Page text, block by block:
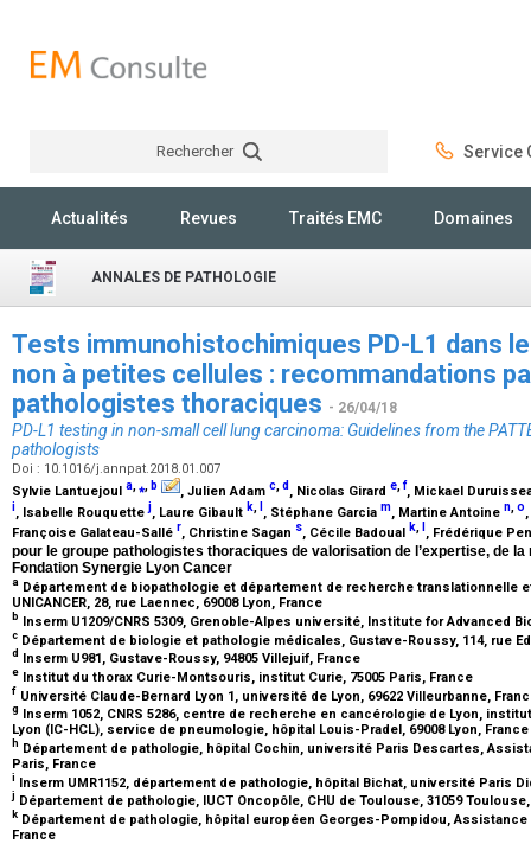
Rechercher Service
Actualités Revues Traités EMC Domaines
ANNALES DE PATHOLOGIE
Tests immunohistochimiques PD-L1 dans
non à petites cellules : recommandations
pathologistes thoraciques - 26/04/18
PD-L1 testing in non-small cell lung carcinoma: Guidelines from the
pathologists
Doi : 10.1016/j.annpat.2018.01.007
Sylvie Lantuejoul a,⁎, b , Julien Adam c,d , Nicolas Girard e,f, Mickael
i, Isabelle Rouquettej, Laure Gibault k , Stéphane Garcia m, Martine Antoine n o
Françoise Galateau-Sallé r, Christine Sagan s, Cécile Badoual k, , Frédérique
pour le groupe pathologistes thoraciques de valorisation de l’expertise, de la
Fondation Synergie Lyon Cancer
a Département de biopathologie et département de recherche translationnelle
UNICANCER, 28, rue Laennec, 69008 Lyon, France
b Inserm U1209/CNRS 5309, Grenoble-Alpes université, Institute for Advanced
c Département de biologie et pathologie médicales, Gustave-Roussy, 114, rue
d Inserm U981, Gustave-Roussy, 94805 Villejuif, France
e Institut du thorax Curie-Montsouris, institut Curie, 75005 Paris, France
f Université Claude-Bernard Lyon 1, université de Lyon, 69622 Villeurbanne,
g Inserm 1052, CNRS 5286, centre de recherche en cancérologie de Lyon,
Lyon (IC-HCL), service de pneumologie, hôpital Louis-Pradel, 69008 Lyon, France
h Département de pathologie, hôpital Cochin, université Paris Descartes,
Paris, France
i Inserm UMR1152, département de pathologie, hôpital Bichat, université Paris
j Département de pathologie, IUCT Oncopôle, CHU de Toulouse, 31059
k Département de pathologie, hôpital européen Georges-Pompidou,
France